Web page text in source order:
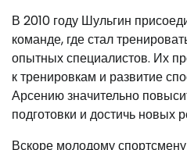
В 2010 году Шульгин
команде, где стал
опытных специалистов. Их
к тренировкам и развитие
Арсению значительно
подготовки и достичь новых
Вскоре молодому